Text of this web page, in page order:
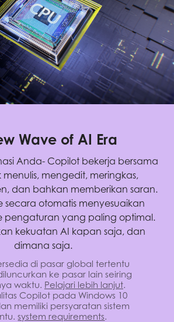
Wave of AI Era
Anda- Copilot bekerja bersama
mengedit, meringkas,
dan bahkan memberikan saran.
secara otomatis menyesuaikan
pengaturan yang paling optimal.
kekuatan AI kapan saja, dan
dimana saja.
di pasar global tertentu
ke pasar lain seiring
waktu. Pelajari lebih lanjut.
Copilot pada Windows 10
memiliki persyaratan sistem
system requirements.